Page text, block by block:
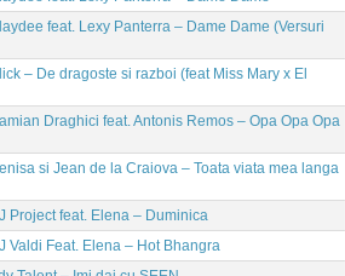
feat. Lexy Panterra – Dame Dame (Versuri
– De dragoste si razboi (feat Miss Mary x El
Draghici feat. Antonis Remos – Opa Opa Opa
si Jean de la Craiova – Toata viata mea langa
Project feat. Elena – Duminica
Valdi Feat. Elena – Hot Bhangra